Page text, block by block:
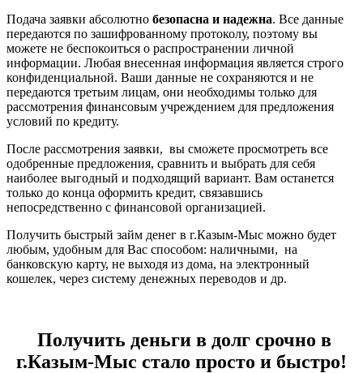
Подача заявки абсолютно безопасна и надежна. Все данные
передаются по зашифрованному протоколу, поэтому вы
можете не беспокоиться о распространении личной
информации. Любая внесенная информация является строго
конфиденциальной. Ваши данные не сохраняются и не
передаются третьим лицам, они необходимы только для
рассмотрения финансовым учреждением для предложения
условий по кредиту.
После рассмотрения заявки, вы сможете просмотреть все
одобренные предложения, сравнить и выбрать для себя
наиболее выгодный и подходящий вариант. Вам останется
только до конца оформить кредит, связавшись
непосредственно с финансовой организацией.
Получить быстрый займ денег в г.Казым-Мыс можно будет
любым, удобным для Вас способом: наличными, на
банковскую карту, не выходя из дома, на электронный
кошелек, через систему денежных переводов и др.
Получить деньги в долг срочно в
г.Казым-Мыс стало просто и быстро!